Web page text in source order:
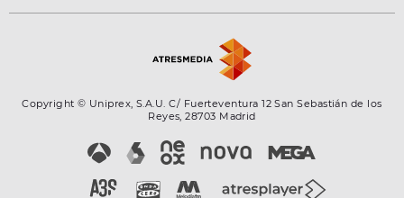
Copyright © Uniprex, S.A.U. C/ Fuerteventura 12 San Sebastián de los
Reyes, 28703 Madrid